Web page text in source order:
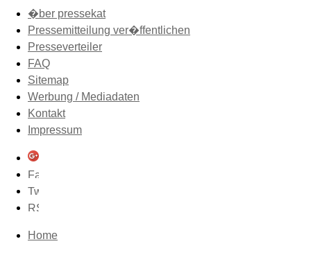
�ber pressekat
Pressemitteilung ver�ffentlichen
Presseverteiler
FAQ
Sitemap
Werbung / Mediadaten
Kontakt
Impressum
Home